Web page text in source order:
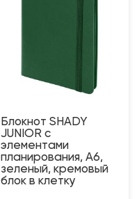
Блокнот SHADY
JUNIOR с
элементами
планирования, А6,
зеленый, кремовый
блок в клетку